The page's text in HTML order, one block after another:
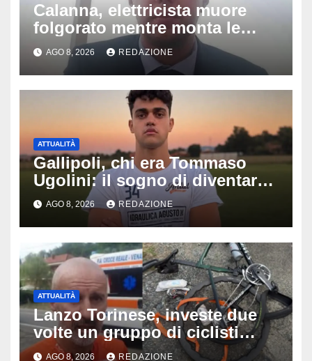
Calanna, elettricista muore
folgorato mentre monta le
luminarie della festa: chi era
Fabio Calabrò e cosa è
successo
AGO 8, 2026 REDAZIONE
ATTUALITÀ
Gallipoli, chi era Tommaso
Ugolini: il sogno di diventare
medico e la fascia da
capitano, il dolore di Bologna
per il 19enne morto in mare
AGO 8, 2026 REDAZIONE
ATTUALITÀ
Lanzo Torinese, investe due
volte un gruppo di ciclisti
dopo una lite: arrestato
AGO 8, 2026 REDAZIONE